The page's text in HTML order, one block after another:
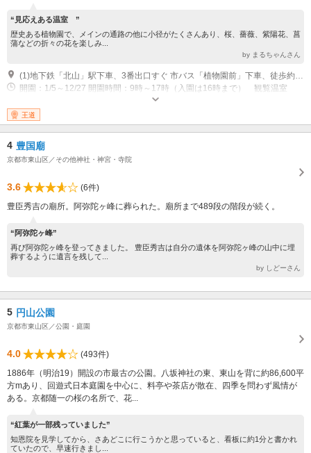
“見応えある温室 ”
歴史ある植物園で、メインの通路の他に小径がたくさんあり、桜、薔薇、紫陽花、菖
蒲などの折々の花を楽しみ...
by まるちゃんさん
(1)地下鉄「北山」駅下車、3番出口すぐ 市バス「植物園前」下車、徒歩約5分
開園：1/5～12/27 開園時間：9時～17時（入園は16時まで） 観覧温室
10時～16時（入室は15時30分まで） 休園：12/28～1/4
王道
4 豊国廟
京都市東山区／その他神社・神宮・寺院
3.6
(6件)
豊臣秀吉の廟所。阿弥陀ヶ峰に葬られた。廟所まで489段の階段が続く。
“阿弥陀ヶ峰”
再び阿弥陀ヶ峰を登ってきました。 豊臣秀吉は自分の遺体を阿弥陀ヶ峰の山中に埋
葬するように遺言を残して...
by しどーさん
5 円山公園
京都市東山区／公園・庭園
4.0
(493件)
1886年（明治19）開設の市最古の公園。八坂神社の東、東山を背に約86,600平
方mあり、回遊式日本庭園を中心に、料亭や茶店が散在、四季を問わず風情が
ある。京都随一の桜の名所で、花...
“紅葉が一部残っていました”
知恩院を見学してから、さあどこに行こうかと思っていると、看板に約1分と書かれ
ていたので、早速行きまし...